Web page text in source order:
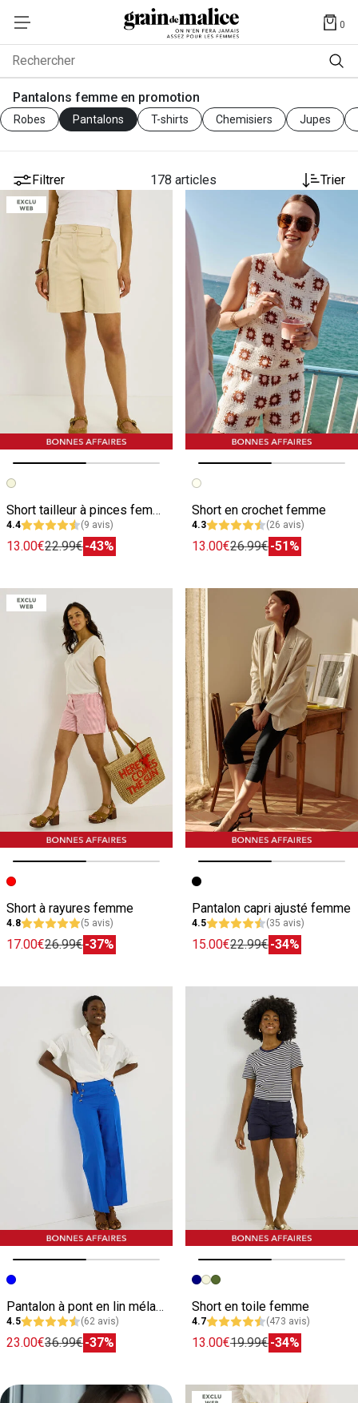
0
Rechercher
Pantalons femme en promotion
Robes Pantalons T-shirts Chemisiers Jupes
Filtrer 178 articles Trier
Image précédente
Image suivante
Short tailleur à pinces femme
4.4 (9 avis)
13.00€22.99€-43%
Image précédente
Image suivante
Short en crochet femme
4.3 (26 avis)
13.00€26.99€-51%
Image précédente
Image suivante
Short à rayures femme
4.8 (5 avis)
17.00€26.99€-37%
Image précédente
Image suivante
Pantalon capri ajusté femme
4.5 (35 avis)
15.00€22.99€-34%
Image précédente
Image suivante
Pantalon à pont en lin mélangé femme
4.5 (62 avis)
23.00€36.99€-37%
Image précédente
Image suivante
Short en toile femme
4.7 (473 avis)
13.00€19.99€-34%